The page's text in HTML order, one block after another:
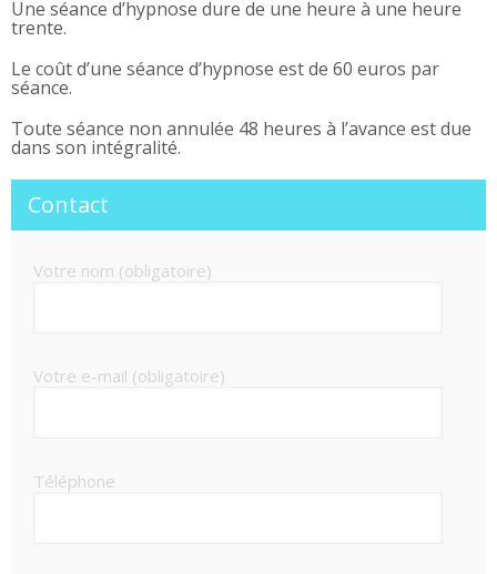
Une séance d’hypnose dure de une heure à une heure
trente.
Le coût d’une séance d’hypnose est de 60 euros par
séance.
Toute séance non annulée 48 heures à l’avance est due
dans son intégralité.
Contact
Votre nom (obligatoire)
Votre e-mail (obligatoire)
Téléphone